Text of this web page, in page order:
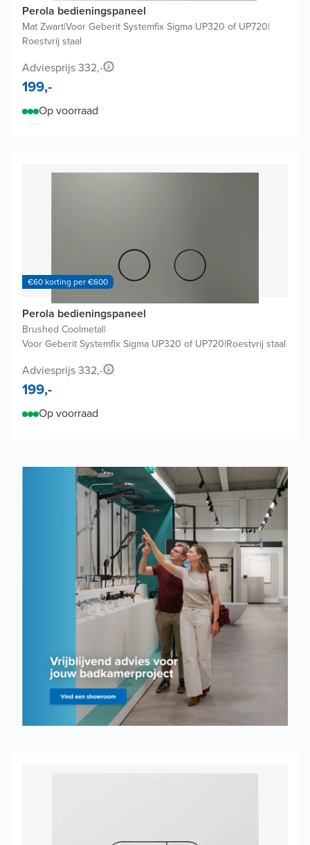
Perola bedieningspaneel
Mat Zwart|Voor Geberit Systemfix Sigma UP320 of UP720|
Roestvrij staal
Adviesprijs 332,-
199,-
Op voorraad
€60 korting per €600
Perola bedieningspaneel
Brushed Coolmetal|
Voor Geberit Systemfix Sigma UP320 of UP720|Roestvrij staal
Adviesprijs 332,-
199,-
Op voorraad